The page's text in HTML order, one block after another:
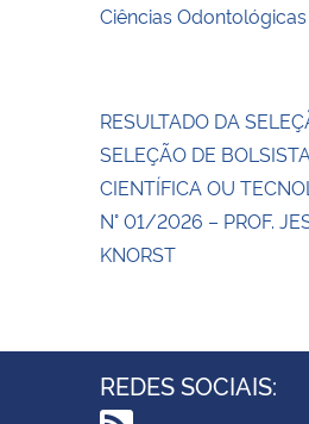
Ciências
RESULTADO DA
SELEÇÃO DE
CIENTÍFICA OU
N° 01/2026 – PROF.
KNORST
REDES SOCIAIS: